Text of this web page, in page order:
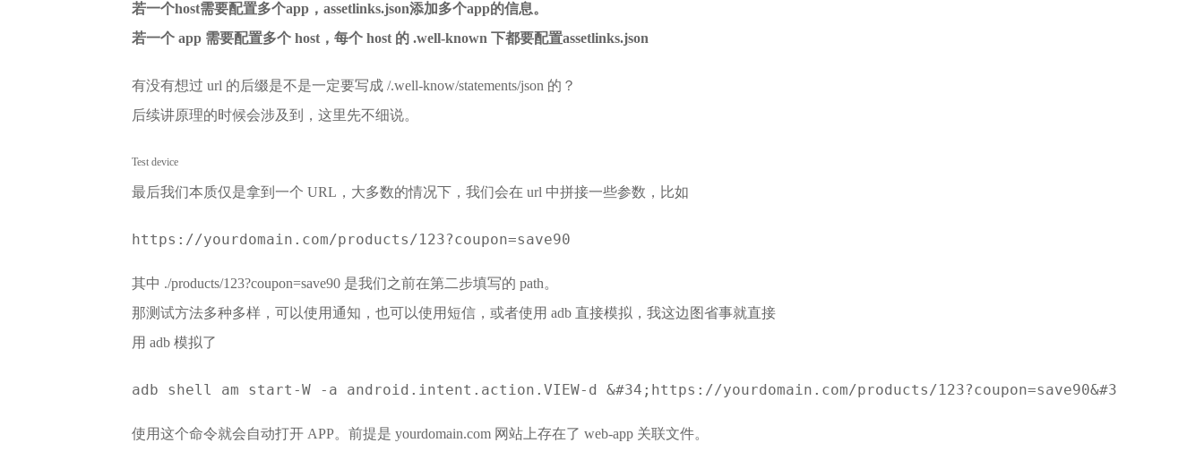
若一个host需要配置多个app，assetlinks.json添加多个app的信息。
若一个 app 需要配置多个 host，每个 host 的 .well-known 下都要配置assetlinks.json
有没有想过 url 的后缀是不是一定要写成 /.well-know/statements/json 的？
后续讲原理的时候会涉及到，这里先不细说。
Test device
最后我们本质仅是拿到一个 URL，大多数的情况下，我们会在 url 中拼接一些参数，比如
https://yourdomain.com/products/123?coupon=save90
其中 ./products/123?coupon=save90 是我们之前在第二步填写的 path。
那测试方法多种多样，可以使用通知，也可以使用短信，或者使用 adb 直接模拟，我这边图省事就直接
用 adb 模拟了
adb shell am start-W -a android.intent.action.VIEW-d &#34;https://yourdomain.com/products/123?coupon=save90&#34;[包名]
使用这个命令就会自动打开 APP。前提是 yourdomain.com 网站上存在了 web-app 关联文件。